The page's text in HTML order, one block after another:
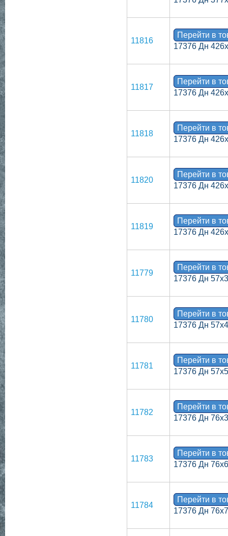
11816
Перейти в
17376 Дн
11817
Перейти в
17376 Дн
11818
Перейти в
17376 Дн
11820
Перейти в
17376 Дн
11819
Перейти в
17376 Дн
11779
Перейти в
17376 Дн 57х3
11780
Перейти в
17376 Дн 57х4
11781
Перейти в
17376 Дн 57х5
11782
Перейти в
17376 Дн
11783
Перейти в
17376 Дн 76х6
11784
Перейти в
17376 Дн 76х7